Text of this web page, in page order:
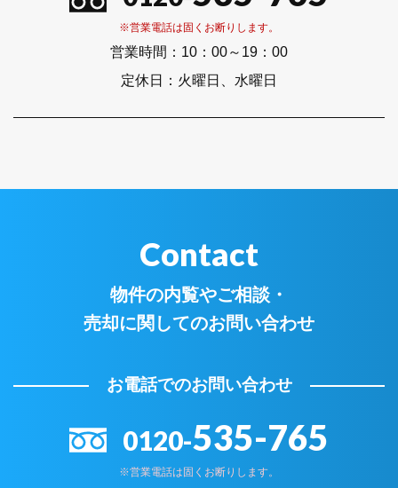
※営業電話は固くお断りします。
営業時間： 10：00～19：00
定休日： 火曜日、水曜日
Contact
物件の内覧やご相談・
売却に関してのお問い合わせ
お電話でのお問い合わせ
0120-535-765
※営業電話は固くお断りします。